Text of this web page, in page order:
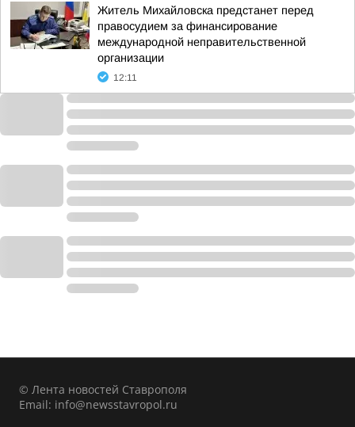
Житель Михайловска предстанет перед
правосудием за финансирование
международной неправительственной
организации
12:11
© Лента новостей Ставрополя
Email: info@newsstavropol.ru